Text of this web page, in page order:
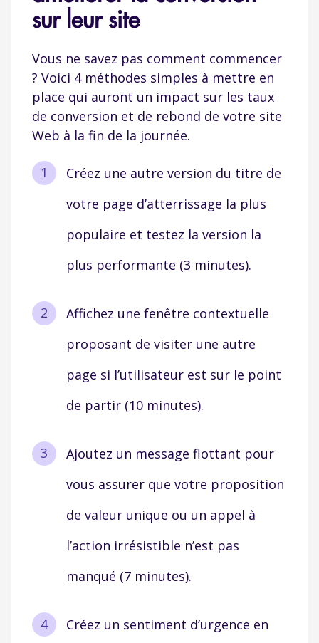
sur leur site
Vous ne savez pas comment commencer
? Voici 4 méthodes simples à mettre en
place qui auront un impact sur les taux
de conversion et de rebond de votre site
Web à la fin de la journée.
Créez une autre version du titre de
votre page d’atterrissage la plus
populaire et testez la version la
plus performante (3 minutes).
Affichez une fenêtre contextuelle
proposant de visiter une autre
page si l’utilisateur est sur le point
de partir (10 minutes).
Ajoutez un message flottant pour
vous assurer que votre proposition
de valeur unique ou un appel à
l’action irrésistible n’est pas
manqué (7 minutes).
Créez un sentiment d’urgence en